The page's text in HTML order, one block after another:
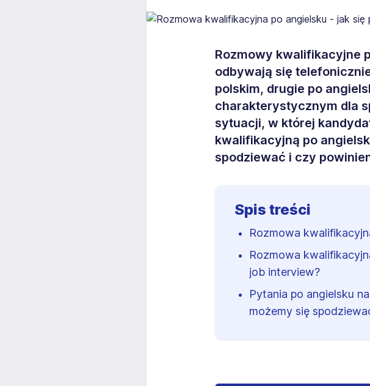
Rozmowy kwalifikacyjne
odbywają się
polskim, drugie po
charakterystycznym dla
sytuacji, w której
kwalifikacyjną po
spodziewać i czy
Spis treści
Rozmowa
Rozmowa
job interview?
Pytania po angielsku
możemy się